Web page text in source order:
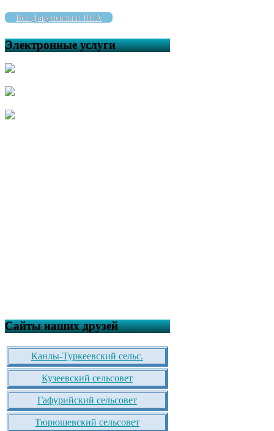
Все Документы и НПА
Электронные услуги
Сайты наших друзей
Канлы-Туркеевский сельс.
Кузеевский сельсовет
Гафурийский сельсовет
Тюрюшевский сельсовет